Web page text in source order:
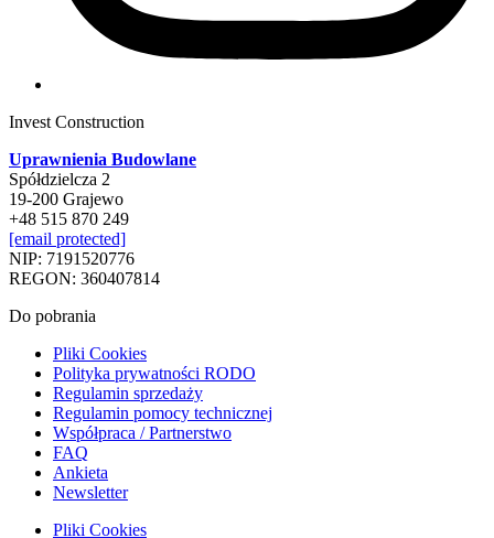
Invest Construction
Uprawnienia Budowlane
Spółdzielcza 2
19-200 Grajewo
+48 515 870 249
[email protected]
NIP: 7191520776
REGON: 360407814
Do pobrania
Pliki Cookies
Polityka prywatności RODO
Regulamin sprzedaży
Regulamin pomocy technicznej
Współpraca / Partnerstwo
FAQ
Ankieta
Newsletter
Pliki Cookies